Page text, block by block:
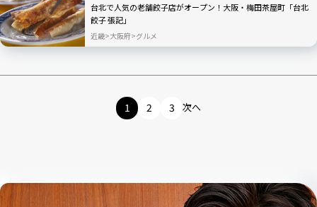
台北で人気の老舗餃子店がオープン！大阪・梅田茶屋町「台北
餃子 張記」
近畿 大阪府 グルメ
1 2 3 次へ